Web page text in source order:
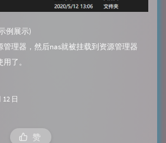
例展示)
理器，然后nas就被挂载到资源管理器
了。
12 日
赞